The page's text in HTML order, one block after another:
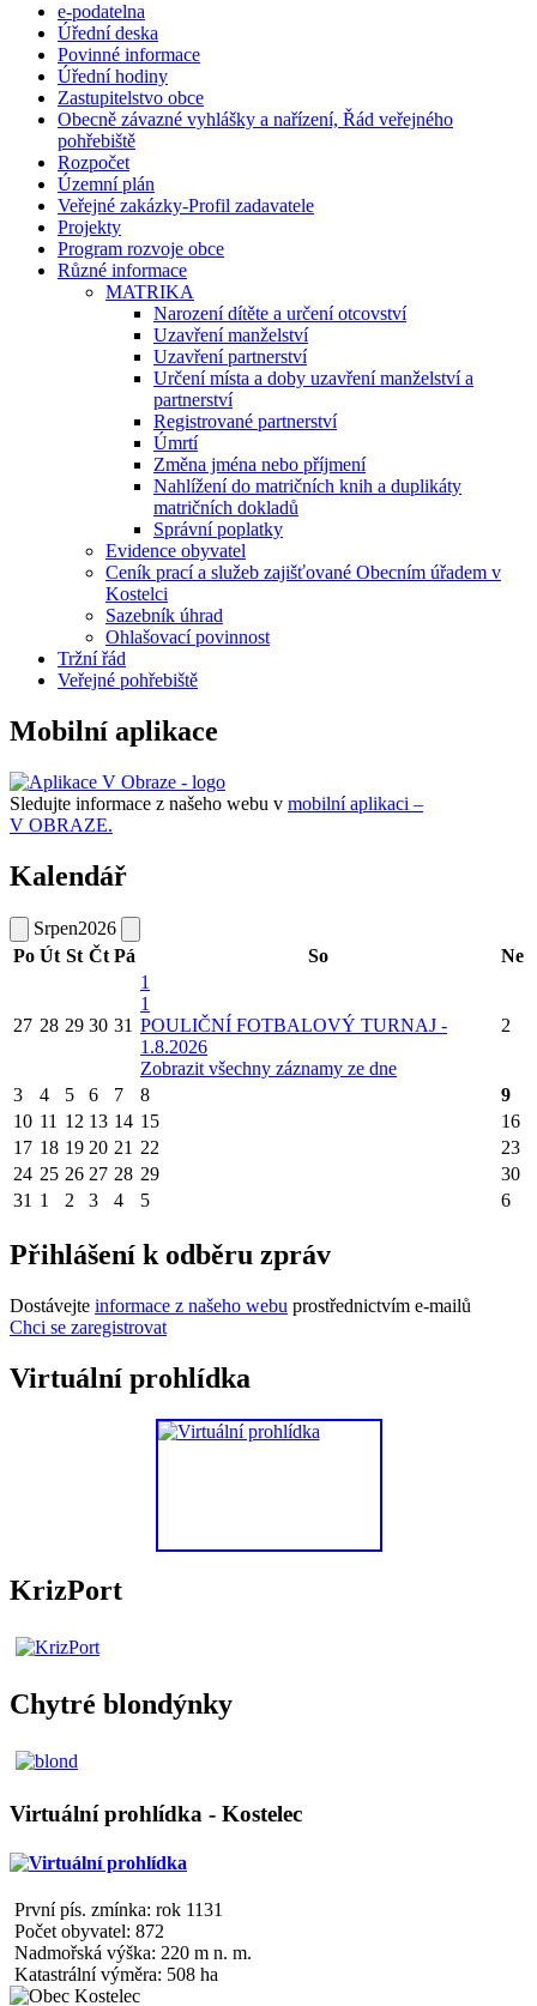
e-podatelna
Úřední deska
Povinné informace
Úřední hodiny
Zastupitelstvo obce
Obecně závazné vyhlášky a nařízení, Řád veřejného
pohřebiště
Rozpočet
Územní plán
Veřejné zakázky-Profil zadavatele
Projekty
Program rozvoje obce
Různé informace
MATRIKA
Narození dítěte a určení otcovství
Uzavření manželství
Uzavření partnerství
Určení místa a doby uzavření manželství a
partnerství
Registrované partnerství
Úmrtí
Změna jména nebo příjmení
Nahlížení do matričních knih a duplikáty
matričních dokladů
Správní poplatky
Evidence obyvatel
Ceník prací a služeb zajišťované Obecním úřadem v
Kostelci
Sazebník úhrad
Ohlašovací povinnost
Tržní řád
Veřejné pohřebiště
Mobilní aplikace
Sledujte informace z našeho webu v mobilní aplikaci –
V OBRAZE.
Kalendář
Srpen2026
Po Út St Čt Pá So Ne
27 28 29 30 31
1
1
POULIČNÍ FOTBALOVÝ TURNAJ -
1.8.2026
Zobrazit všechny záznamy ze dne
2
3 4 5 6 7 8
9
10 11 12 13 14 15
16
17 18 19 20 21 22
23
24 25 26 27 28 29
30
31 1 2 3 4 5 6
Přihlášení k odběru zpráv
Dostávejte informace z našeho webu prostřednictvím e-mailů
Chci se zaregistrovat
Virtuální prohlídka
KrizPort
Chytré blondýnky
Virtuální prohlídka - Kostelec
První pís. zmínka: rok 1131
Počet obyvatel: 872
Nadmořská výška: 220 m n. m.
Katastrální výměra: 508 ha